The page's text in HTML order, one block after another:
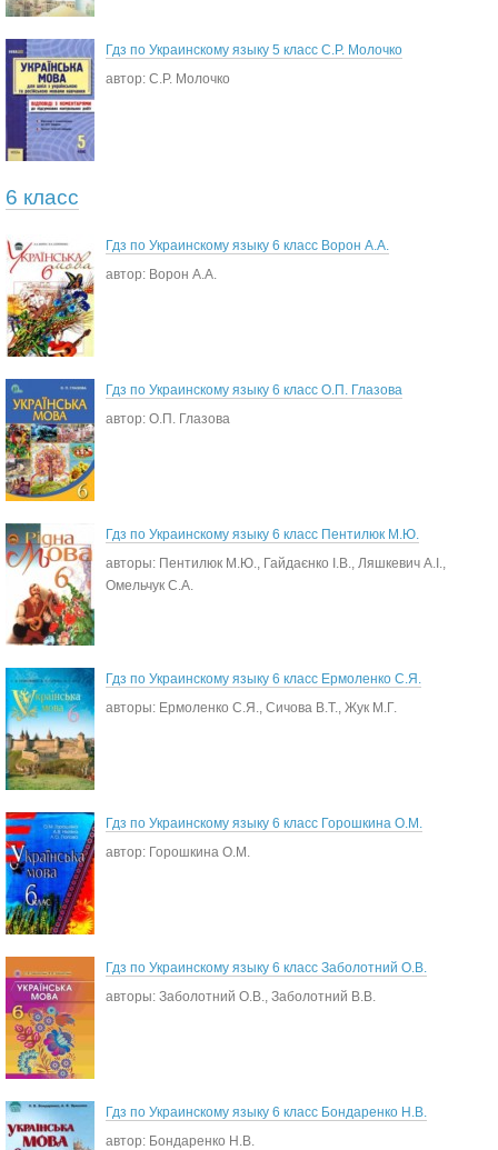
Гдз по Украинскому языку 5 класс С.Р. Молочко
автор: С.Р. Молочко
6 класс
Гдз по Украинскому языку 6 класс Ворон А.А.
автор: Ворон А.А.
Гдз по Украинскому языку 6 класс О.П. Глазова
автор: О.П. Глазова
Гдз по Украинскому языку 6 класс Пентилюк М.Ю.
авторы: Пентилюк М.Ю., Гайдаєнко І.В., Ляшкевич А.І.,
Омельчук С.А.
Гдз по Украинскому языку 6 класс Ермоленко С.Я.
авторы: Ермоленко С.Я., Сичова В.Т., Жук М.Г.
Гдз по Украинскому языку 6 класс Горошкина О.М.
автор: Горошкина О.М.
Гдз по Украинскому языку 6 класс Заболотний О.В.
авторы: Заболотний О.В., Заболотний В.В.
Гдз по Украинскому языку 6 класс Бондаренко Н.В.
автор: Бондаренко Н.В.